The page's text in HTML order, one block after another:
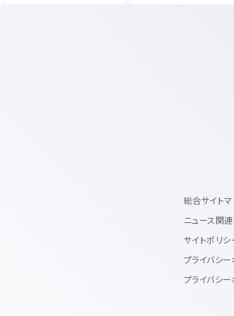
総合サイトマ
ニュース関
サイトポリシ
プライバシ
プライバシ